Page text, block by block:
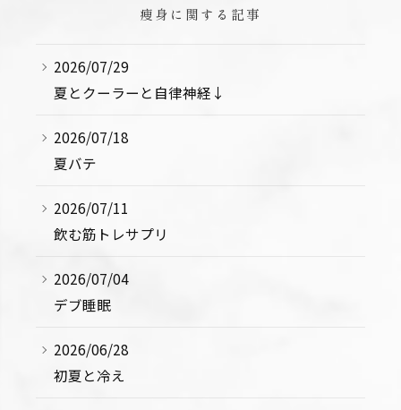
痩身に関する記事
2026/07/29
夏とクーラーと自律神経↓
2026/07/18
夏バテ
2026/07/11
飲む筋トレサプリ
2026/07/04
デブ睡眠
2026/06/28
初夏と冷え